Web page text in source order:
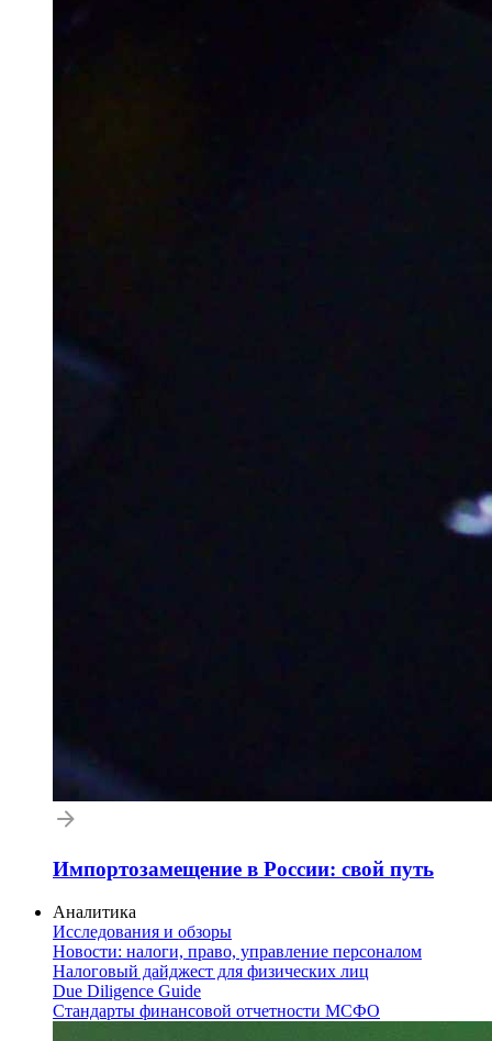
Импортозамещение в России: свой путь
Аналитика
Исследования и обзоры
Новости: налоги, право, управление персоналом
Налоговый дайджест для физических лиц
Due Diligence Guide
Стандарты финансовой отчетности МСФО